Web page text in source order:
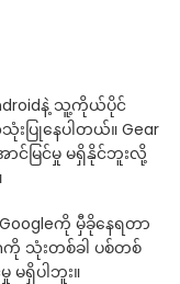
နဲ့ သူ့ကိုယ်ပိုင်
းပြုနေပါတယ်။ Gear
ောင်မြင်မှု မရှိနိုင်ဘူးလို့
Googleကို မှီခိုနေရတာ
ကို သုံးတစ်ခါ ပစ်တစ်
ရှိပါဘူး။